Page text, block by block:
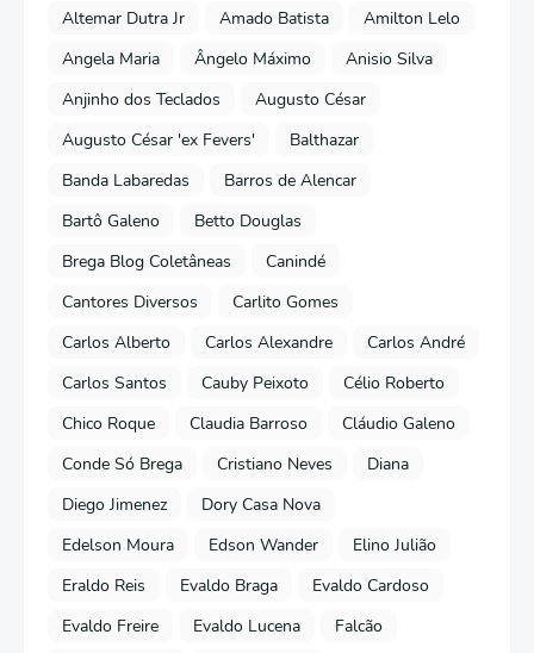
Altemar Dutra Jr
Amado Batista
Amilton Lelo
Angela Maria
Ângelo Máximo
Anisio Silva
Anjinho dos Teclados
Augusto César
Augusto César 'ex Fevers'
Balthazar
Banda Labaredas
Barros de Alencar
Bartô Galeno
Betto Douglas
Brega Blog Coletâneas
Canindé
Cantores Diversos
Carlito Gomes
Carlos Alberto
Carlos Alexandre
Carlos André
Carlos Santos
Cauby Peixoto
Célio Roberto
Chico Roque
Claudia Barroso
Cláudio Galeno
Conde Só Brega
Cristiano Neves
Diana
Diego Jimenez
Dory Casa Nova
Edelson Moura
Edson Wander
Elino Julião
Eraldo Reis
Evaldo Braga
Evaldo Cardoso
Evaldo Freire
Evaldo Lucena
Falcão